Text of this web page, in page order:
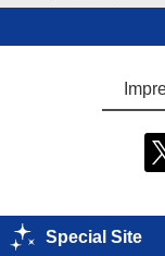
Special Site